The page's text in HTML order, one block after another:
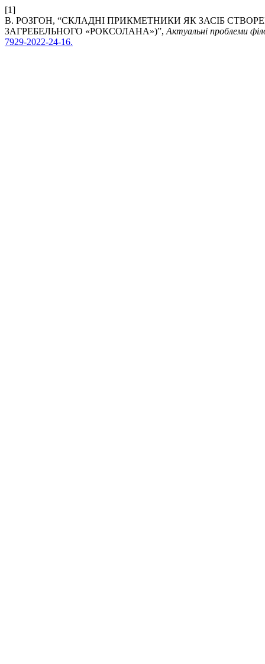
[1]
В. РОЗГОН, “СКЛАДНІ ПРИКМЕТНИКИ ЯК ЗАСІБ
ЗАГРЕБЕЛЬНОГО «РОКСОЛАНА»)”, Актуальні проблеми
7929-2022-24-16.